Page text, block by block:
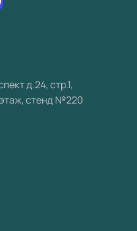
д.24, стр.1,
стенд №220